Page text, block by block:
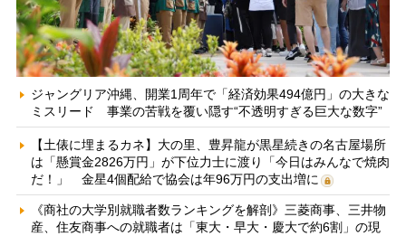
ジャングリア沖縄、開業1周年で「経済効果494億円」の大きな
ミスリード 事業の苦戦を覆い隠す“不透明すぎる巨大な数字”
【土俵に埋まるカネ】大の里、豊昇龍が黒星続きの名古屋場所
は「懸賞金2826万円」が下位力士に渡り「今日はみんなで焼肉
だ！」 金星4個配給で協会は年96万円の支出増に
《商社の大学別就職者数ランキングを解剖》三菱商事、三井物
産、住友商事への就職者は「東大・早大・慶大で約6割」の現